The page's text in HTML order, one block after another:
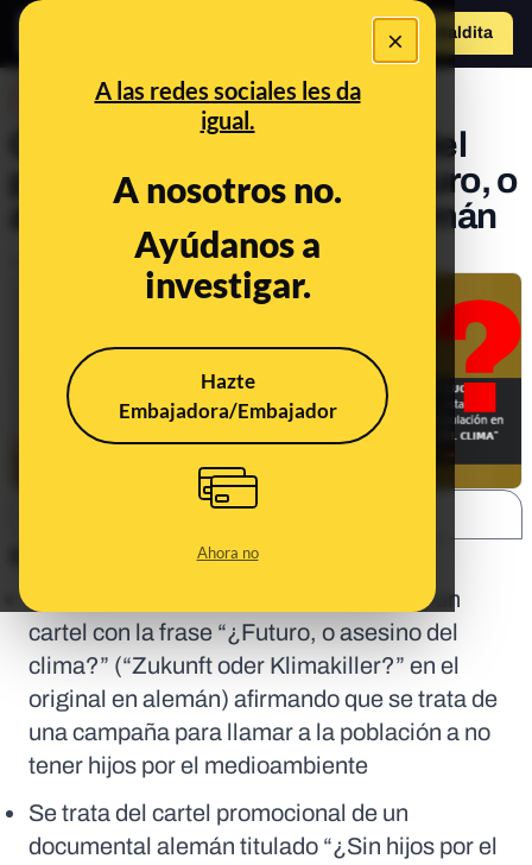
×
A las redes sociales les da
igual.
A nosotros no.
Ayúdanos a
investigar.
Hazte
Embajadora/Embajador
Ahora no
Hazte Maldito
Qué sabemos sobre el cartel
publicitario que dice “¿Futuro, o
asesino del clima?” en alemán
Aug 30, 2023, 10:49:50 AM
Circulan publicaciones con una foto de un
cartel con la frase “¿Futuro, o asesino del
clima?” (“Zukunft oder Klimakiller?” en el
original en alemán) afirmando que se trata de
una campaña para llamar a la población a no
tener hijos por el medioambiente
Se trata del cartel promocional de un
documental alemán titulado “¿Sin hijos por el